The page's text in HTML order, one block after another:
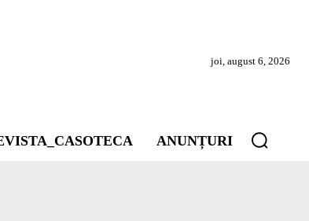
joi, august 6, 2026
ANUNȚURI